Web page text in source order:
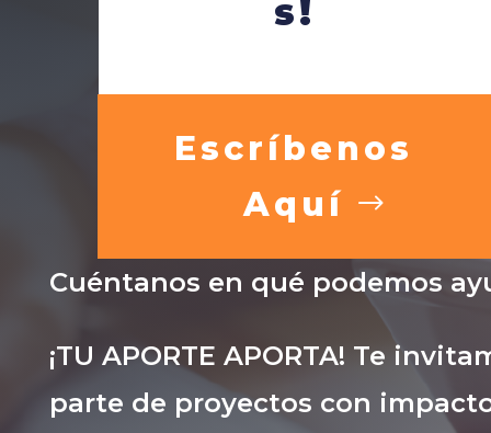
s!
Escríbenos
Aquí
Cuéntanos en qué podemos
¡TU APORTE APORTA! Te
parte de proyectos con